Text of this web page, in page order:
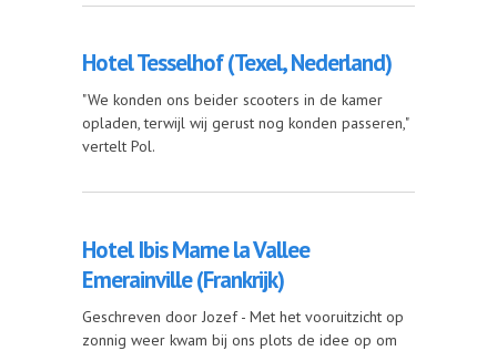
Hotel Tesselhof (Texel, Nederland)
"We konden ons beider scooters in de kamer
opladen, terwijl wij gerust nog konden passeren,"
vertelt Pol.
Hotel Ibis Marne la Vallee
Emerainville (Frankrijk)
Geschreven door Jozef - Met het vooruitzicht op
zonnig weer kwam bij ons plots de idee op om